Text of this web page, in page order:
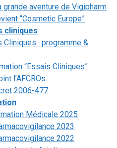
grande aventure de Vigipharm
“Cosmetic Europe”
cliniques
: programme &
“Essais Cliniques”
l’AFCROs
2006-477
Médicale 2025
2023
2022